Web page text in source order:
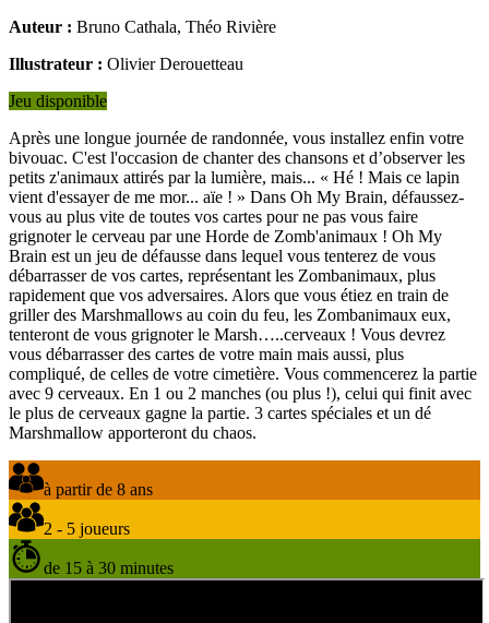
Auteur : Bruno Cathala, Théo Rivière
Illustrateur : Olivier Derouetteau
Jeu disponible
Après une longue journée de randonnée, vous installez enfin votre
bivouac. C'est l'occasion de chanter des chansons et d’observer les
petits z'animaux attirés par la lumière, mais... « Hé ! Mais ce lapin
vient d'essayer de me mor... aïe ! » Dans Oh My Brain, défaussez-
vous au plus vite de toutes vos cartes pour ne pas vous faire
grignoter le cerveau par une Horde de Zomb'animaux ! Oh My
Brain est un jeu de défausse dans lequel vous tenterez de vous
débarrasser de vos cartes, représentant les Zombanimaux, plus
rapidement que vos adversaires. Alors que vous étiez en train de
griller des Marshmallows au coin du feu, les Zombanimaux eux,
tenteront de vous grignoter le Marsh…..cerveaux ! Vous devrez
vous débarrasser des cartes de votre main mais aussi, plus
compliqué, de celles de votre cimetière. Vous commencerez la partie
avec 9 cerveaux. En 1 ou 2 manches (ou plus !), celui qui finit avec
le plus de cerveaux gagne la partie. 3 cartes spéciales et un dé
Marshmallow apporteront du chaos.
à partir de 8 ans
2 - 5 joueurs
de 15 à 30 minutes